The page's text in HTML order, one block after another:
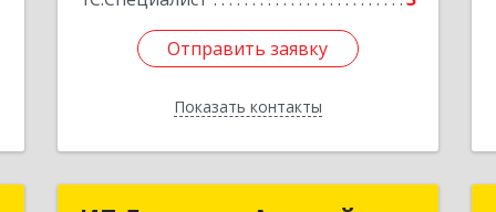
Отправить заявку
Показать контакты
Отправить заявку
Назад